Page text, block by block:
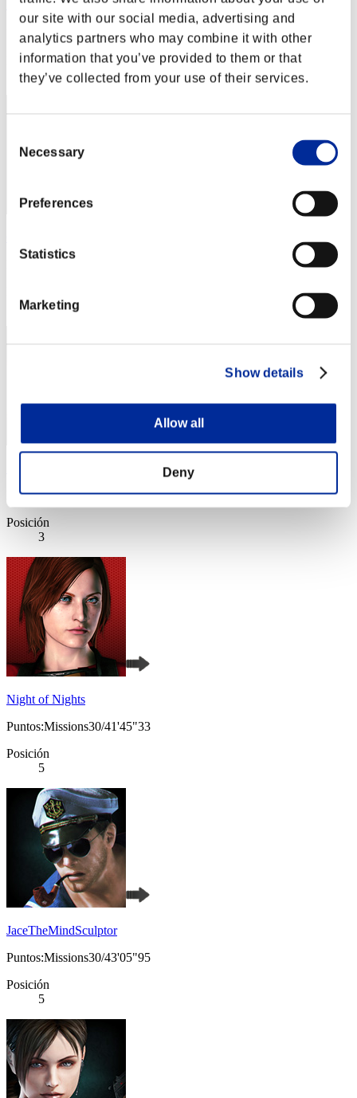
our site with our social media, advertising and
analytics partners who may combine it with other
information that you’ve provided to them or that
they’ve collected from your use of their services.
Selection
Necessary
Preferences
Statistics
Marketing
Show details
Allow all
Deny
野比玉子
Puntos:Missions30/40'07"85
Posición
1
3
Puntos:Missions30/41'45"33
Posición
3
Night of Nights
Puntos:Missions30/41'45"33
Posición
5
JaceTheMindSculptor
Puntos:Missions30/43'05"95
Posición
5